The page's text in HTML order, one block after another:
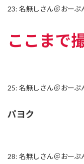
23: 名無しさん＠おーぷ
ここまで
25: 名無しさん＠おーぷ
パヨク
28: 名無しさん＠おーぷ